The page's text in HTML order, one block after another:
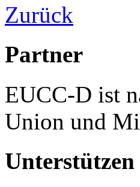
Zurück
Partner
EUCC-D ist
Union und
Unterstützen